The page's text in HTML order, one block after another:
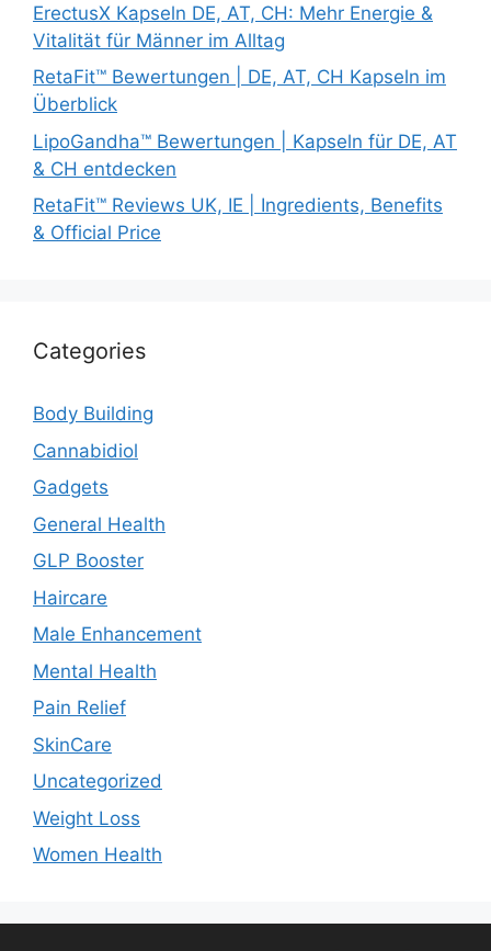
ErectusX Kapseln DE, AT, CH: Mehr Energie &
Vitalität für Männer im Alltag
RetaFit™ Bewertungen | DE, AT, CH Kapseln im
Überblick
LipoGandha™ Bewertungen | Kapseln für DE, AT
& CH entdecken
RetaFit™ Reviews UK, IE | Ingredients, Benefits
& Official Price
Categories
Body Building
Cannabidiol
Gadgets
General Health
GLP Booster
Haircare
Male Enhancement
Mental Health
Pain Relief
SkinCare
Uncategorized
Weight Loss
Women Health